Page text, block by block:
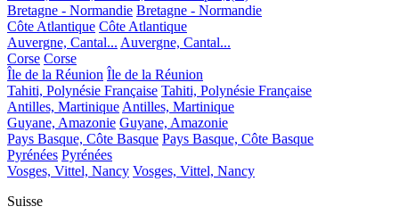
Bretagne - Normandie Bretagne - Normandie
Côte Atlantique Côte Atlantique
Auvergne, Cantal... Auvergne, Cantal...
Corse Corse
Île de la Réunion Île de la Réunion
Tahiti, Polynésie Française Tahiti, Polynésie Française
Antilles, MartiniqueAntilles, Martinique
Guyane, Amazonie Guyane, Amazonie
Pays Basque, Côte Basque Pays Basque, Côte Basque
Pyrénées Pyrénées
Vosges, Vittel, Nancy Vosges, Vittel, Nancy
Suisse